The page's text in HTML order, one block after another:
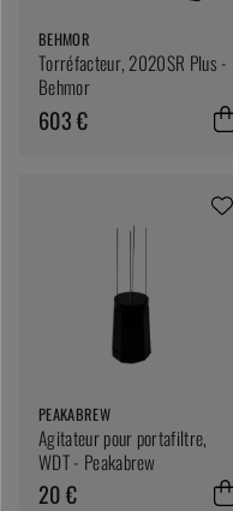
BEHMOR
Torréfacteur, 2020SR Plus -
Behmor
603 €
PEAKABREW
Agitateur pour portafiltre,
WDT - Peakabrew
20 €